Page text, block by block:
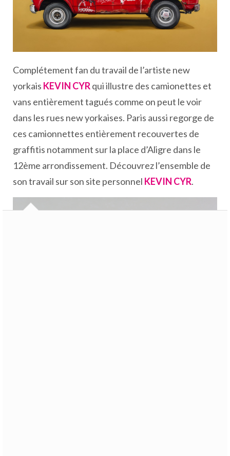
Complétement fan du travail de l’artiste new
yorkais KEVIN CYRqui illustre des camionettes et
vans entièrement tagués comme on peut le voir
dans les rues new yorkaises. Paris aussi regorge de
ces camionnettes entièrement recouvertes de
graffitis notamment sur la place d’Aligre dans le
12ème arrondissement. Découvrez l’ensemble de
son travail sur son site personnel KEVIN CYR.